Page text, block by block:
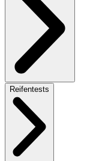
Reifentests